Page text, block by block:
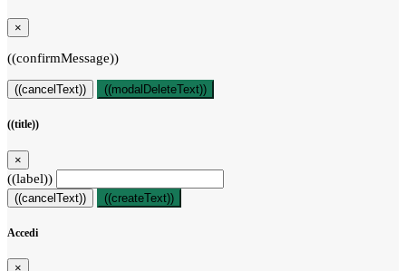
×
((confirmMessage))
((cancelText)) ((modalDeleteText))
((title))
×
((label))
((cancelText)) ((createText))
Accedi
×